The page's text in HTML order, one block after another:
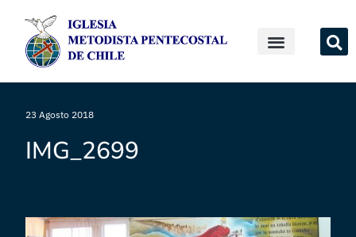
23 Agosto 2018
IMG_2699